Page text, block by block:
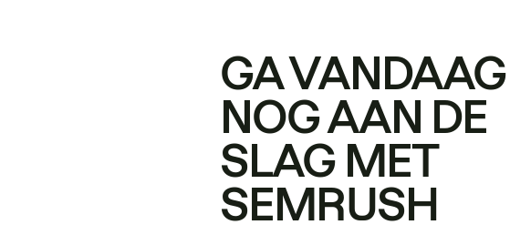
GA VANDAAG
NOG AAN DE
SLAG MET
SEMRUSH